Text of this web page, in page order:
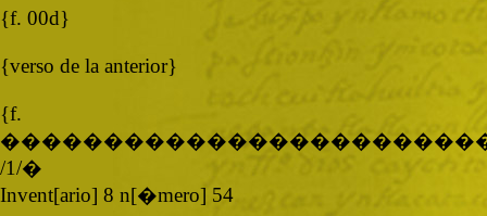
{f. 00d}
{verso de la anterior}
/1/�
Invent[ario] 8 n[�mero] 54